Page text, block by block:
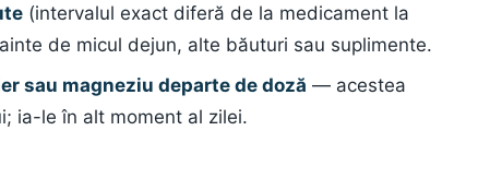
(intervalul exact diferă de la medicament la
de micul dejun, alte băuturi sau suplimente.
sau magneziu departe de doză — acestea
ia-le în alt moment al zilei.